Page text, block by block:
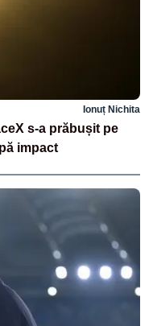
Ionuț Nichita
s-a prăbușit pe
impact